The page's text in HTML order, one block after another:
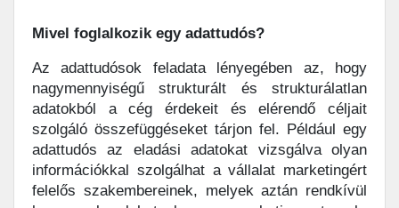
Mivel foglalkozik egy adattudós?
Az adattudósok feladata lényegében az, hogy
nagymennyiségű strukturált és strukturálatlan
adatokból a cég érdekeit és elérendő céljait
szolgáló összefüggéseket tárjon fel. Például egy
adattudós az eladási adatokat vizsgálva olyan
információkkal szolgálhat a vállalat marketingért
felelős szakembereinek, melyek aztán rendkívül